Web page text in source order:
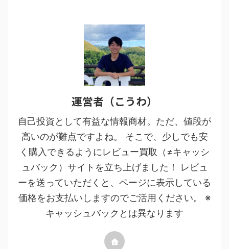
運営者（こうわ）
自己投資として有益な情報商材。ただ、値段が
高いのが難点ですよね。 そこで、少しでも安
く購入できるようにレビュー買取（≠キャッシ
ュバック）サイトを立ち上げました！ レビュ
ーを送っていただくと、ページに表示している
価格をお支払いしますのでご活用ください。 ※
キャッシュバックとは異なります